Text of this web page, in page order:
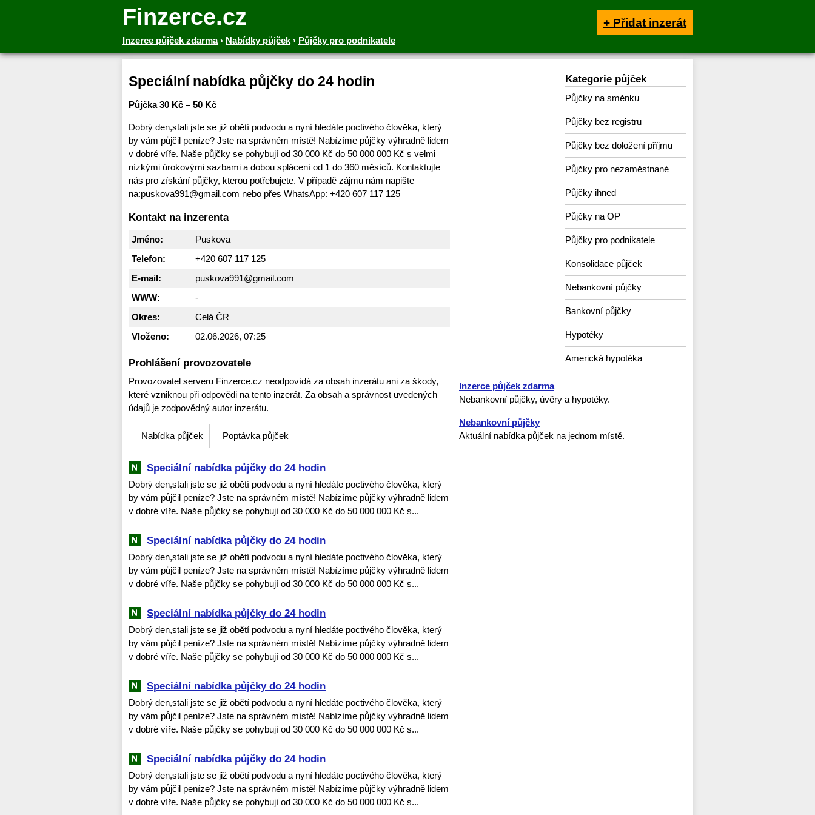
Finzerce.cz
Inzerce půjček zdarma› Nabídky půjček › Půjčky pro podnikatele
+ Přidat inzerát
Speciální nabídka půjčky do 24 hodin
Půjčka 30 Kč – 50 Kč
Dobrý den,stali jste se již obětí podvodu a nyní hledáte poctivého člověka, který
by vám půjčil peníze? Jste na správném místě! Nabízíme půjčky výhradně lidem
v dobré víře. Naše půjčky se pohybují od 30 000 Kč do 50 000 000 Kč s velmi
nízkými úrokovými sazbami a dobou splácení od 1 do 360 měsíců. Kontaktujte
nás pro získání půjčky, kterou potřebujete. V případě zájmu nám napište
na:puskova991@gmail.com nebo přes WhatsApp: +420 607 117 125
Kontakt na inzerenta
Jméno:
Puskova
Telefon:
+420 607 117 125
E-mail:
puskova991@gmail.com
WWW:
-
Okres:
Celá ČR
Vloženo:
02.06.2026, 07:25
Prohlášení provozovatele
Provozovatel serveru Finzerce.cz neodpovídá za obsah inzerátu ani za škody,
které vzniknou při odpovědi na tento inzerát. Za obsah a správnost uvedených
údajů je zodpovědný autor inzerátu.
Nabídka půjček Poptávka půjček
Speciální nabídka půjčky do 24 hodin
Dobrý den,stali jste se již obětí podvodu a nyní hledáte poctivého člověka, který
by vám půjčil peníze? Jste na správném místě! Nabízíme půjčky výhradně lidem
v dobré víře. Naše půjčky se pohybují od 30 000 Kč do 50 000 000 Kč s...
Speciální nabídka půjčky do 24 hodin
Dobrý den,stali jste se již obětí podvodu a nyní hledáte poctivého člověka, který
by vám půjčil peníze? Jste na správném místě! Nabízíme půjčky výhradně lidem
v dobré víře. Naše půjčky se pohybují od 30 000 Kč do 50 000 000 Kč s...
Speciální nabídka půjčky do 24 hodin
Dobrý den,stali jste se již obětí podvodu a nyní hledáte poctivého člověka, který
by vám půjčil peníze? Jste na správném místě! Nabízíme půjčky výhradně lidem
v dobré víře. Naše půjčky se pohybují od 30 000 Kč do 50 000 000 Kč s...
Speciální nabídka půjčky do 24 hodin
Dobrý den,stali jste se již obětí podvodu a nyní hledáte poctivého člověka, který
by vám půjčil peníze? Jste na správném místě! Nabízíme půjčky výhradně lidem
v dobré víře. Naše půjčky se pohybují od 30 000 Kč do 50 000 000 Kč s...
Speciální nabídka půjčky do 24 hodin
Dobrý den,stali jste se již obětí podvodu a nyní hledáte poctivého člověka, který
by vám půjčil peníze? Jste na správném místě! Nabízíme půjčky výhradně lidem
v dobré víře. Naše půjčky se pohybují od 30 000 Kč do 50 000 000 Kč s...
Kategorie půjček
Půjčky na směnku
Půjčky bez registru
Půjčky bez doložení příjmu
Půjčky pro nezaměstnané
Půjčky ihned
Půjčky na OP
Půjčky pro podnikatele
Konsolidace půjček
Nebankovní půjčky
Bankovní půjčky
Hypotéky
Americká hypotéka
Inzerce půjček zdarma
Nebankovní půjčky, úvěry a hypotéky.
Nebankovní půjčky
Aktuální nabídka půjček na jednom místě.